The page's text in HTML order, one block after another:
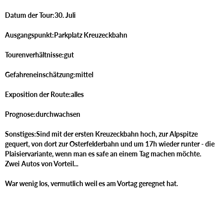
Datum der Tour:30. Juli
Ausgangspunkt:Parkplatz Kreuzeckbahn
Tourenverhältnisse:gut
Gefahreneinschätzung:mittel
Exposition der Route:alles
Prognose:durchwachsen
Sonstiges:Sind mit der ersten Kreuzeckbahn hoch, zur Alpspitze
gequert, von dort zur Osterfelderbahn und um 17h wieder runter - die
Plaisiervariante, wenn man es safe an einem Tag machen möchte.
Zwei Autos von Vorteil...
War wenig los, vermutlich weil es am Vortag geregnet hat.